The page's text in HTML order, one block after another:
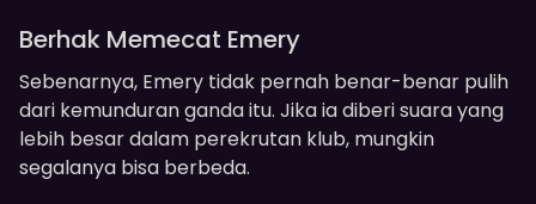
Berhak Memecat Emery
Sebenarnya, Emery tidak pernah benar-benar pulih
dari kemunduran ganda itu. Jika ia diberi suara yang
lebih besar dalam perekrutan klub, mungkin
segalanya bisa berbeda.